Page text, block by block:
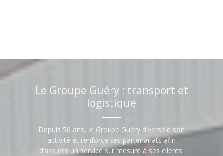
Le Groupe Guéry : transport et
logistique
Depuis 50 ans, le Groupe Guéry diversifie son
activité et renforce ses partenariats afin
d’assurer un service sur mesure à ses clients.